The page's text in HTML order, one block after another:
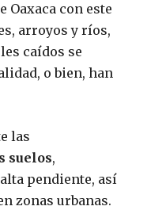
Oaxaca con este
arroyos y ríos,
caídos se
o bien, han
las
suelos,
pendiente, así
zonas urbanas.